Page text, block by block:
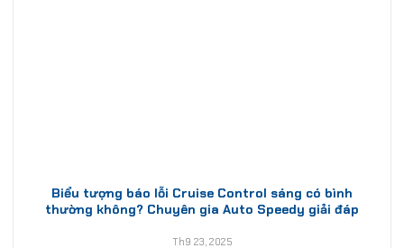
Biểu tượng báo lỗi Cruise Control sáng có bình
thường không? Chuyên gia Auto Speedy giải đáp
Th9 23, 2025